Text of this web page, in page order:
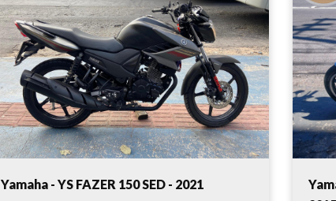
Yamaha - YS FAZER 150 SED - 2021